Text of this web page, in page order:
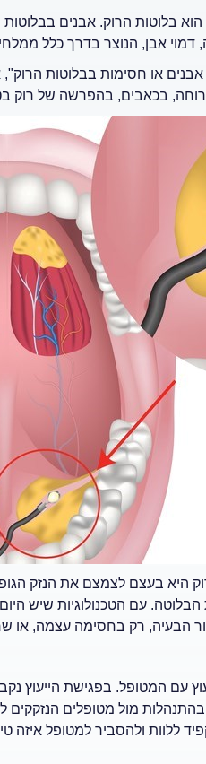
בלוטות הרוק. אבנים
אבן, הנוצר בדרך כלל
אבנים או חסימות בבלוטות
בכאבים, בהפרשה של רוק
היא בעצם לצמצם את הנזק
הבלוטה. עם הטכנולוגיות שיש
הבעיה, רק בחסימה עצמה, או
עם המטופל. בפגישת הייעוץ
מול מטופלים הנזקקים
ללוות ולהסביר למטופל איזה